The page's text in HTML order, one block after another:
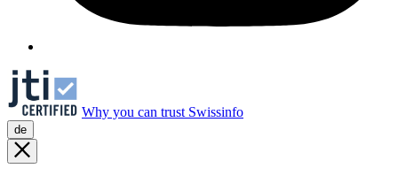
Why you can trust Swissinfo
de